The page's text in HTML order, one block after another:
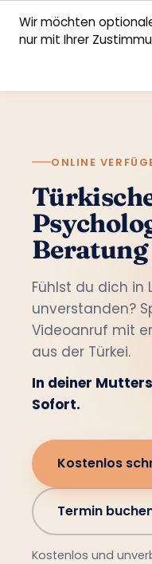
Startseite
ONLINE
Fühlst du dich
unverstanden?
Videoanruf mit
aus der Türkei.
In deiner
Sofort.
Kostenlos
Termin
Kostenlos und
Wir möchten
nur mit Ihrer